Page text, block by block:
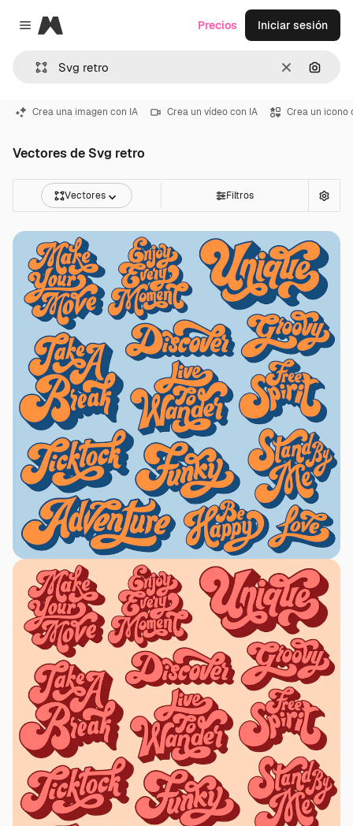
Close menu
Magnific
Borrar
Precios Iniciar sesión
Crea una imagen con IA Crea un vídeo con IA Crea un icono
Vectores de Svg retro
Vectores Filtros